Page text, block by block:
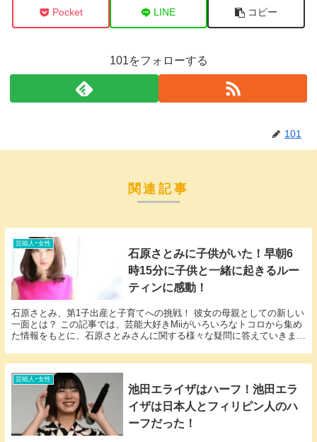
Pocket LINE コピー
101をフォローする
101
関連記事
芸能人ｰ女性
石原さとみに子供がいた！早朝6
時15分に子供と一緒に起きるルー
ティンに感動！
石原さとみ、第1子出産と子育てへの挑戦！ 彼女の母親としての新しい
一面とは？ この記事では、芸能大好きMiiがいろいろなトコロから集め
た情報をもとに、石原さとみさんに関する様々な疑問に答えていきま
芸能人ｰ女性
池田エライザはハーフ！池田エラ
イザは日本人とフィリピン人のハ
ーフだった！